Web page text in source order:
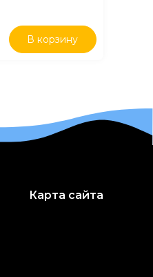
В корзину
Карта сайта